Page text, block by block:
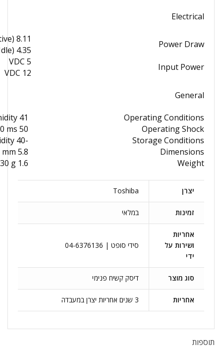
Electrical
Power Draw
8.11 W (Active)
4.35 W (Idle)
Input Power
5 VDC
12 VDC
General
Operating Conditions
41 to 131°F / 5 to 55°C at 5 to 90% Humidity
Operating Shock
50 G / 490.00 ms
Storage Conditions
-40 to 158°F / -40 to 70°C at 5 to 95% Humidity
Dimensions
5.8 x 4.01 x 1" / 147 x 101.85 x 26.1 mm
Weight
1.6 lb / 730 g
יצרן Toshiba
זמינות במלאי
אחריות
ושירות על
ידי
סידי סופט | 04-6376136
סוג מוצר דיסק קשיח פנימי
אחריות 3 שנים אחריות יצרן במעבדה
תוספות